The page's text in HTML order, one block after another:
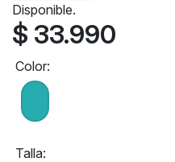
Disponible.
$ 33.990
Color:
Talla: